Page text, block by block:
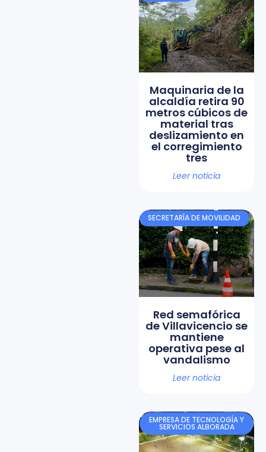
Maquinaria de la
alcaldía retira 90
metros cúbicos de
material tras
deslizamiento en
el corregimiento
tres
Leer noticia
SECRETARÍA DE MOVILIDAD
Red semafórica
de Villavicencio se
mantiene
operativa pese al
vandalismo
Leer noticia
EMPRESA DE TECNOLOGÍA Y
SERVICIOS ALBORADA